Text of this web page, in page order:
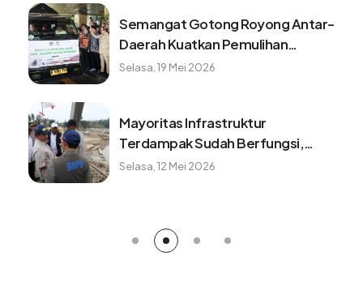
Semangat Gotong Royong Antar-
Daerah Kuatkan Pemulihan
Pascabencana Sumatera
Selasa, 19 Mei 2026
Mayoritas Infrastruktur
Terdampak Sudah Berfungsi,
Konektivitas dan Logistik
Selasa, 12 Mei 2026